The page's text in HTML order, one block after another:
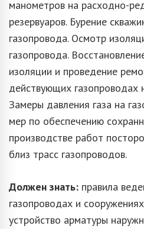
манометров на расходно-
резервуаров. Бурение
газопровода. Осмотр
газопровода.
изоляции и проведение
действующих газопроводах
Замеры давления газа на
мер по обеспечению
производстве работ
близ трасс газопроводов.
Должен знать: правила
газопроводах и
устройство арматуры